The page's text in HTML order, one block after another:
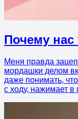
Почему нас
Меня правда
мордашки делом
даже понимать,
с ходу, нажимает в